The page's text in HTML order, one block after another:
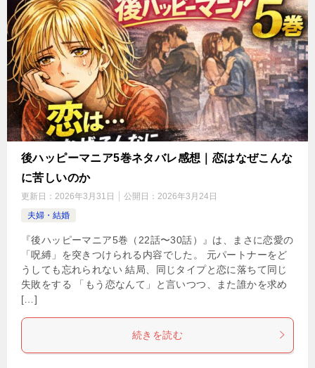
後ハッピーマニア5巻ネタバレ感想｜恋はなぜこんな
に苦しいのか
更新日： 2026年3月31日 公開日： 2026年3月24日
夫婦・結婚
『後ハッピーマニア5巻（22話〜30話）』は、まさに恋愛の
「呪縛」を突きつけられる内容でした。 元パートナーをど
うしても忘れられない 結局、同じタイプと恋に落ちて同じ
失敗をする 「もう恋なんて」と言いつつ、また誰かを求め
[…]
続きを読む